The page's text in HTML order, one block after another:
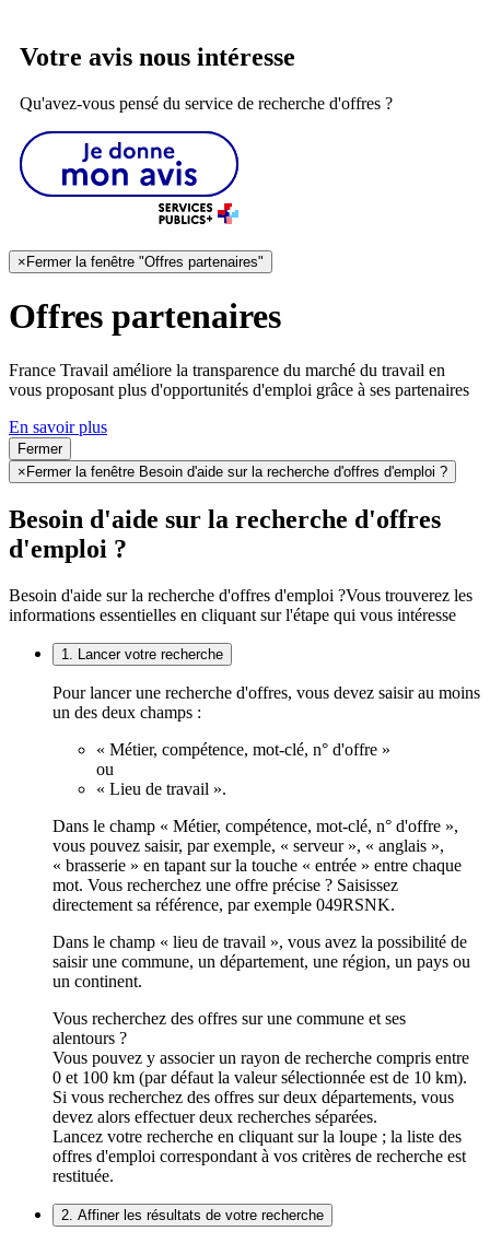
Votre avis nous intéresse
Qu'avez-vous pensé du service de recherche d'offres ?
× Fermer la fenêtre "Offres partenaires"
Offres partenaires
France Travail améliore la transparence du marché du travail en
vous proposant plus d'opportunités d'emploi grâce à ses partenaires
En savoir plus
Fermer
× Fermer la fenêtre Besoin d'aide sur la recherche d'offres d'emploi ?
Besoin d'aide sur la recherche d'offres
d'emploi ?
Besoin d'aide sur la recherche d'offres d'emploi ?Vous trouverez les
informations essentielles en cliquant sur l'étape qui vous intéresse
1. Lancer votre recherche
Pour lancer une recherche d'offres, vous devez saisir au moins
un des deux champs :
« Métier, compétence, mot-clé, n° d'offre »
ou
« Lieu de travail ».
Dans le champ « Métier, compétence, mot-clé, n° d'offre »,
vous pouvez saisir, par exemple, « serveur », « anglais »,
« brasserie » en tapant sur la touche « entrée » entre chaque
mot. Vous recherchez une offre précise ? Saisissez
directement sa référence, par exemple 049RSNK.
Dans le champ « lieu de travail », vous avez la possibilité de
saisir une commune, un département, une région, un pays ou
un continent.
Vous recherchez des offres sur une commune et ses
alentours ?
Vous pouvez y associer un rayon de recherche compris entre
0 et 100 km (par défaut la valeur sélectionnée est de 10 km).
Si vous recherchez des offres sur deux départements, vous
devez alors effectuer deux recherches séparées.
Lancez votre recherche en cliquant sur la loupe ; la liste des
offres d'emploi correspondant à vos critères de recherche est
restituée.
2. Affiner les résultats de votre recherche